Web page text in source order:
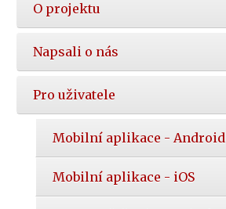
O projektu
Napsali o nás
Pro uživatele
Mobilní aplikace - Android
Mobilní aplikace - iOS